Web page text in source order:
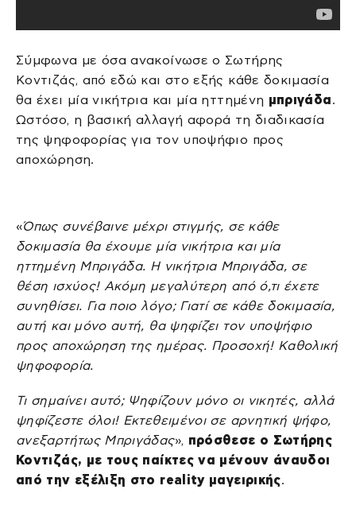
Σύμφωνα με όσα ανακοίνωσε ο Σωτήρης
Κοντιζάς, από εδώ και στο εξής κάθε δοκιμασία
θα έχει μία νικήτρια και μία ηττημένη μπριγάδα.
Ωστόσο, η βασική αλλαγή αφορά τη διαδικασία
της ψηφοφορίας για τον υποψήφιο προς
αποχώρηση.
«Όπως συνέβαινε μέχρι στιγμής, σε κάθε
δοκιμασία θα έχουμε μία νικήτρια και μία
ηττημένη Μπριγάδα. Η νικήτρια Μπριγάδα, σε
θέση ισχύος! Ακόμη μεγαλύτερη από ό,τι έχετε
συνηθίσει. Για ποιο λόγο; Γιατί σε κάθε δοκιμασία,
αυτή και μόνο αυτή, θα ψηφίζει τον υποψήφιο
προς αποχώρηση της ημέρας. Προσοχή! Καθολική
ψηφοφορία.
Τι σημαίνει αυτό; Ψηφίζουν μόνο οι νικητές, αλλά
ψηφίζεστε όλοι! Εκτεθειμένοι σε αρνητική ψήφο,
ανεξαρτήτως Μπριγάδας», πρόσθεσε ο Σωτήρης
Κοντιζάς, με τους παίκτες να μένουν άναυδοι
από την εξέλιξη στο reality μαγειρικής.